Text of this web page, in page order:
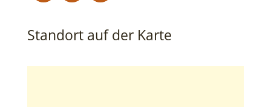
Standort auf der Karte